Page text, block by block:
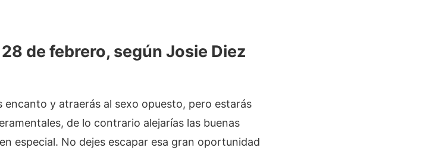
de febrero, según Josie Diez
encanto y atraerás al sexo opuesto, pero estarás
de lo contrario alejarías las buenas
especial. No dejes escapar esa gran oportunidad